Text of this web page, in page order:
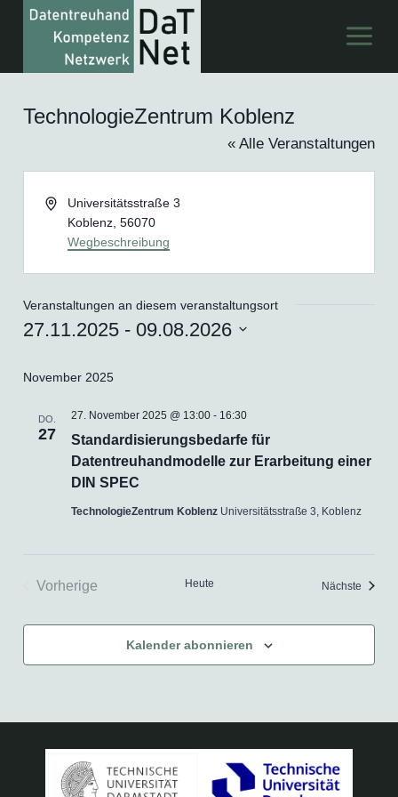
TechnologieZentrum Koblenz
« Alle Veranstaltungen
AdresseUniversitätsstraße 3
Koblenz, 56070
Wegbeschreibung
Veranstaltungen an diesem veranstaltungsort
27.11.2025 - 09.08.2026
wählen.
November 2025
DO.
27
Standardisierungsbedarfe für
Datentreuhandmodelle zur Erarbeitung einer
DIN SPEC
27. November 2025 @ 13:00- 16:30
TechnologieZentrum Koblenz Universitätsstraße 3, Koblenz
Vorherige
Heute Nächste
Kalender abonnieren